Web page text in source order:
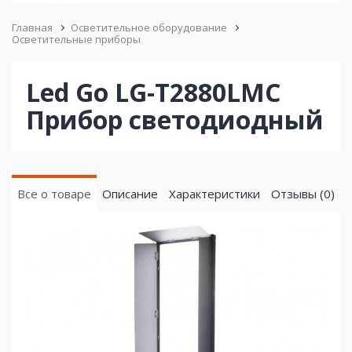
Главная
Осветительное оборудование
Осветительные приборы
Led Go LG-T2880LMC
Прибор светодиодный
Все о товаре Описание Характеристики Отзывы (0)